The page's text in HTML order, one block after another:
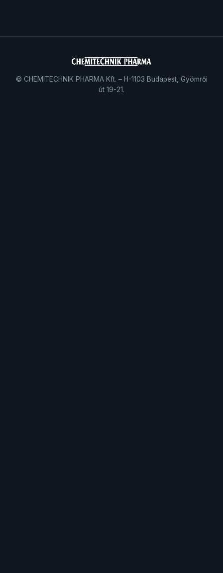
© CHEMITECHNIK PHARMA Kft. – H-1103 Budapest, Gyömrői
út 19-21.